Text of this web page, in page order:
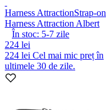
Harness AttractionStrap-on
Harness Attraction Albert
În stoc: 5-7 zile
224 lei
224 lei Cel mai mic preț în
ultimele 30 de zile.